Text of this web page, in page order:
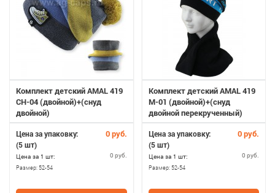
Комплект детский AMAL 419
CH-04 (двойной)+(снуд
двойной)
Цена за упаковку: 0 руб.
(5 шт)
Цена за 1 шт: 0 руб.
Размер:52-54
Комплект детский AMAL 419
M-01 (двойной)+(снуд
двойной перекрученный)
Цена за упаковку: 0 руб.
(5 шт)
Цена за 1 шт: 0 руб.
Размер: 52-54